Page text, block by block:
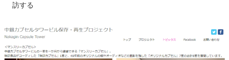
訪する